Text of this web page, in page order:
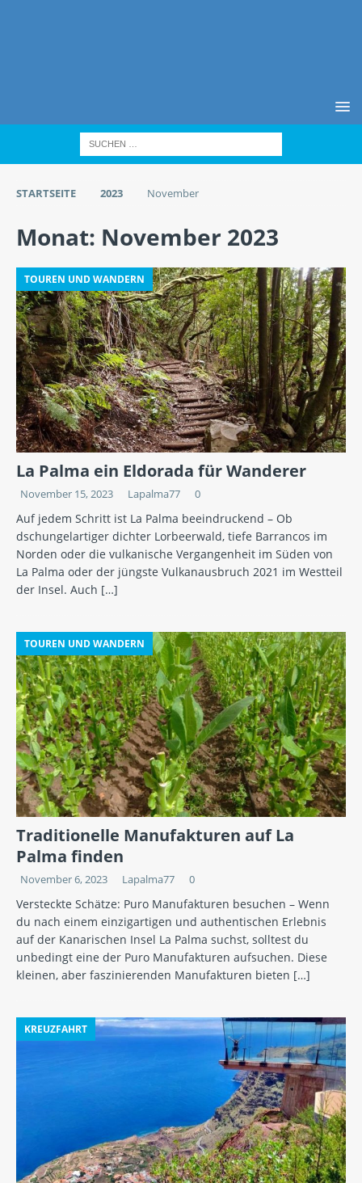
STARTSEITE 2023 November
Monat: November 2023
TOUREN UND WANDERN
La Palma ein Eldorada für Wanderer
November 15, 2023 Lapalma77 0
Auf jedem Schritt ist La Palma beeindruckend – Ob
dschungelartiger dichter Lorbeerwald, tiefe Barrancos im
Norden oder die vulkanische Vergangenheit im Süden von
La Palma oder der jüngste Vulkanausbruch 2021 im Westteil
der Insel. Auch […]
TOUREN UND WANDERN
Traditionelle Manufakturen auf La
Palma finden
November 6, 2023 Lapalma77 0
Versteckte Schätze: Puro Manufakturen besuchen – Wenn
du nach einem einzigartigen und authentischen Erlebnis
auf der Kanarischen Insel La Palma suchst, solltest du
unbedingt eine der Puro Manufakturen aufsuchen. Diese
kleinen, aber faszinierenden Manufakturen bieten […]
KREUZFAHRT